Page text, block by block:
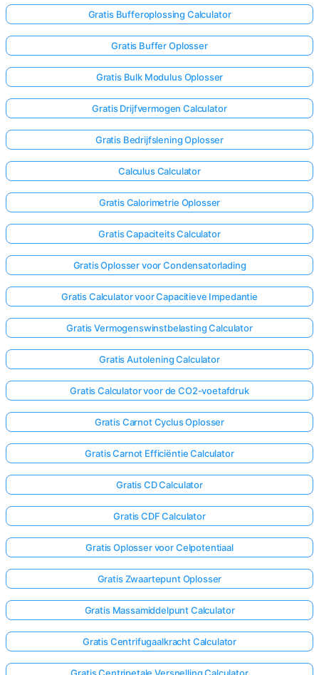
Gratis Bufferoplossing Calculator
Gratis Buffer Oplosser
Gratis Bulk Modulus Oplosser
Gratis Drijfvermogen Calculator
Gratis Bedrijfslening Oplosser
Calculus Calculator
Gratis Calorimetrie Oplosser
Gratis Capaciteits Calculator
Gratis Oplosser voor Condensatorlading
Gratis Calculator voor Capacitieve Impedantie
Gratis Vermogenswinstbelasting Calculator
Gratis Autolening Calculator
Gratis Calculator voor de CO2-voetafdruk
Gratis Carnot Cyclus Oplosser
Gratis Carnot Efficiëntie Calculator
Gratis CD Calculator
Gratis CDF Calculator
Gratis Oplosser voor Celpotentiaal
Gratis Zwaartepunt Oplosser
Gratis Massamiddelpunt Calculator
Gratis Centrifugaalkracht Calculator